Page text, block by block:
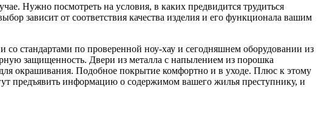
Нужно посмотреть на условия, в каких предвидится трудиться
зависит от соответствия качества изделия и его функционала вашим
стандартами по проверенной ноу-хау и сегодняшнем оборудовании из
защищенность. Двери из металла с напылением из порошка
окрашивания. Подобное покрытие комфортно и в уходе. Плюс к этому
предъявить информацию о содержимом вашего жилья преступнику, и